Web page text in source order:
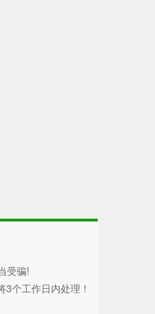
受骗!
个工作日内处理！